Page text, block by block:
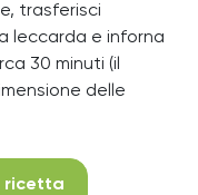
trasferisci
leccarda e inforna
30 minuti (il
delle
ricetta